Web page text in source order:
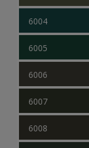
6004
6005
6006
6007
6008